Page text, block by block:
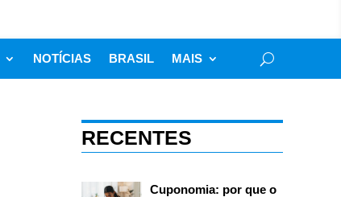
NOTÍCIAS BRASIL MAIS
RECENTES
Cuponomia: por que o